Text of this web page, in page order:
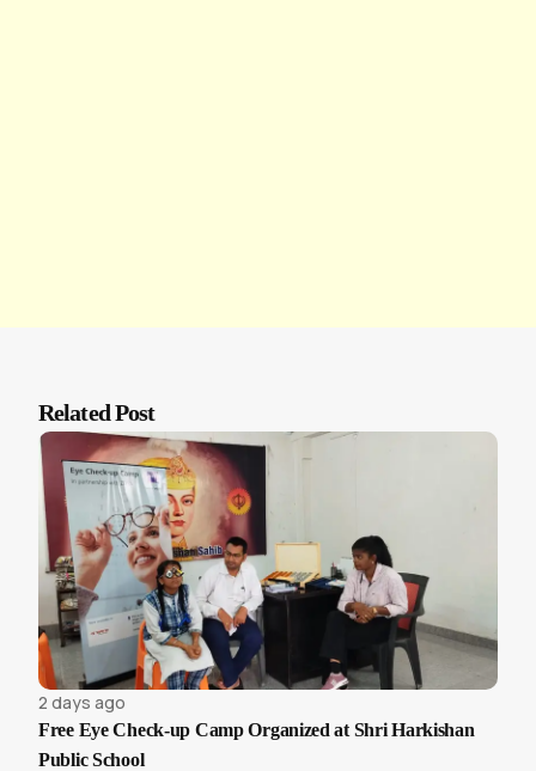
Related Post
2 days ago
Free Eye Check-up Camp Organized at Shri Harkishan
Public School